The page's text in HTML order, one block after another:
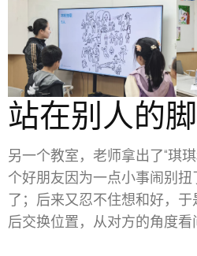
站在别人的
另一个教室，老师拿出了“琪
个好朋友因为一点小事闹别
了；后来又忍不住想和好，
后交换位置，从对方的角度看